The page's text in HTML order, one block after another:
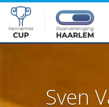
Sven